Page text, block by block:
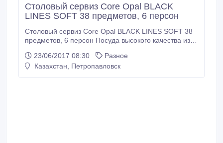
Столовый сервиз Core Opal BLACK
LINES SOFT 38 предметов, 6 персон
Столовый сервиз Core Opal BLACK LINES SOFT 38
предметов, 6 персон Посуда высокого качества из
CORE OPAL 38 предметов BLACK LINES SOFT:
Выдерживает перепад температур в 150 оС. Посуду
23/06/2017 08:30
Разное
Казахстан, Петропавловск